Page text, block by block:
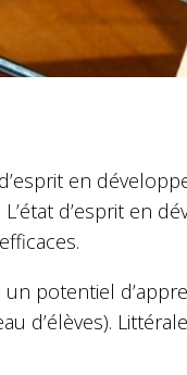
en
d’esprit en
potentiel
d’élèves).